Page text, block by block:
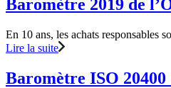
Baromètre 2019 de
En 10 ans, les achats responsables
Lire la suite
Baromètre ISO